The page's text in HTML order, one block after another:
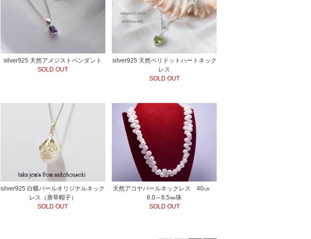
silver925 天然アメジストペンダント
SOLD OUT
silver925 天然ペリドットハートネック
レス
SOLD OUT
silver925 白蝶パールオリジナルネック
レス（唐草帽子）
SOLD OUT
天然アコヤパールネックレス 40㎝
8.0～8.5㎜珠
SOLD OUT